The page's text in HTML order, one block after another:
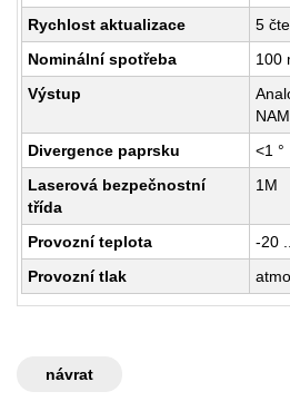
Rychlost aktualizace
5
Nominální spotřeba
100
Výstup
Divergence paprsku
<1 °
Laserová bezpečnostní
třída
1M
Provozní teplota
-20
Provozní tlak
návrat